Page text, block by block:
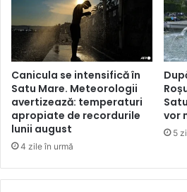
Canicula se intensifică în
Satu Mare. Meteorologii
avertizează: temperaturi
apropiate de recordurile
lunii august
4 zile în urmă
vor
5